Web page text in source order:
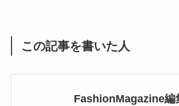
この記事を書いた人
FashionMagazine編